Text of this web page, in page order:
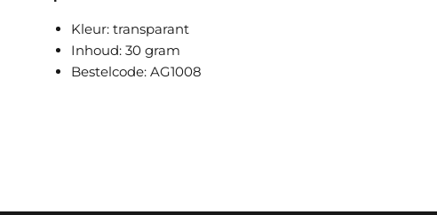
Kleur: transparant
Inhoud: 30 gram
Bestelcode: AG1008